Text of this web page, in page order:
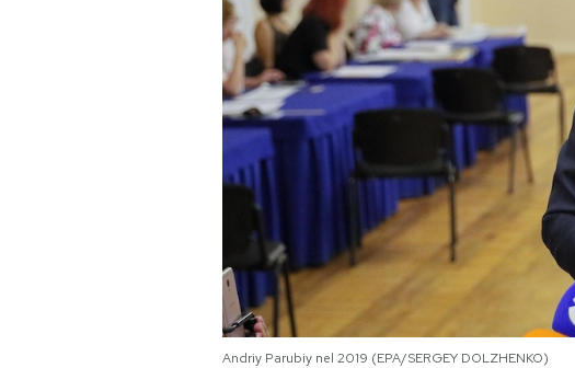
AREA PERSONALE
Andriy Parubiy nel 2019 (EPA/SERGEY DOLZHENKO)